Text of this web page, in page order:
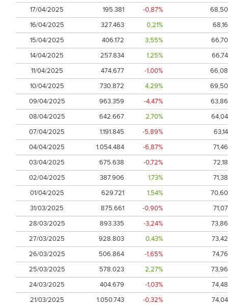
17/04/2025
195.381 -0,87%
68,50
16/04/2025
327.463 0,21%
68,16
15/04/2025
406.172 3,55%
66,70
14/04/2025
257.834 1,25%
66,74
11/04/2025
474.677 -1,00%
66,08
10/04/2025
730.872 4,29%
69,50
09/04/2025
963.359 -4,47%
63,86
08/04/2025
642.667 2,70%
64,04
07/04/2025
1.191.845 -5,89%
63,14
04/04/2025
1.054.484 -6,87%
71,46
03/04/2025
675.638 -0,72%
72,18
02/04/2025
387.906 1,73%
71,38
01/04/2025
629.721 1,54%
70,60
31/03/2025
875.661 -0,90%
71,07
28/03/2025
893.335 -3,24%
73,86
27/03/2025
928.803 0,43%
73,42
26/03/2025
506.864 -1,65%
74,76
25/03/2025
578.023 2,27%
73,96
24/03/2025
404.679 -1,03%
74,48
21/03/2025
1.050.743 -0,32%
74,04